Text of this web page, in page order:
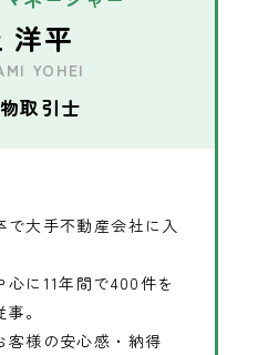
洋平
YOHEI
取引士
大手不動産会社に入
に11年間で400件を
。
客様の安心感・納得